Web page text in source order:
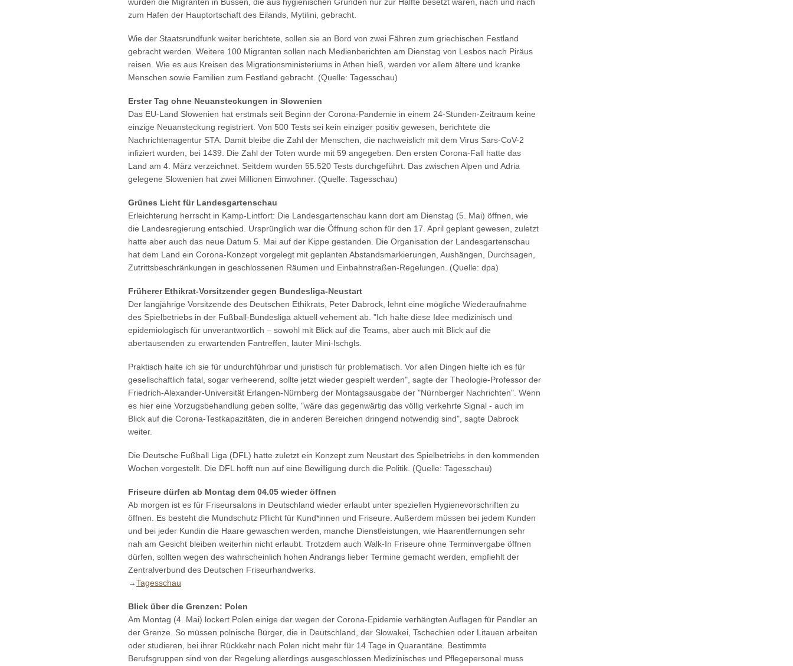
zum Hafen der Hauptortschaft des Eilands, Mytilini, gebracht.
Wie der Staatsrundfunk weiter berichtete, sollen sie an Bord von zwei Fähren zum griechischen Festland
gebracht werden. Weitere 100 Migranten sollen nach Medienberichten am Dienstag von Lesbos nach Piräus
reisen. Wie es aus Kreisen des Migrationsministeriums in Athen hieß, werden vor allem ältere und kranke
Menschen sowie Familien zum Festland gebracht. (Quelle: Tagesschau)
Erster Tag ohne Neuansteckungen in Slowenien
Das EU-Land Slowenien hat erstmals seit Beginn der Corona-Pandemie in einem 24-Stunden-Zeitraum keine
einzige Neuansteckung registriert. Von 500 Tests sei kein einziger positiv gewesen, berichtete die
Nachrichtenagentur STA. Damit bleibe die Zahl der Menschen, die nachweislich mit dem Virus Sars-CoV-2
infiziert wurden, bei 1439. Die Zahl der Toten wurde mit 59 angegeben. Den ersten Corona-Fall hatte das
Land am 4. März verzeichnet. Seitdem wurden 55.520 Tests durchgeführt. Das zwischen Alpen und Adria
gelegene Slowenien hat zwei Millionen Einwohner. (Quelle: Tagesschau)
Grünes Licht für Landesgartenschau
Erleichterung herrscht in Kamp-Lintfort: Die Landesgartenschau kann dort am Dienstag (5. Mai) öffnen, wie
die Landesregierung entschied. Ursprünglich war die Öffnung schon für den 17. April geplant gewesen, zuletzt
hatte aber auch das neue Datum 5. Mai auf der Kippe gestanden. Die Organisation der Landesgartenschau
hat dem Land ein Corona-Konzept vorgelegt mit geplanten Abstandsmarkierungen, Aushängen, Durchsagen,
Zutrittsbeschränkungen in geschlossenen Räumen und Einbahnstraßen-Regelungen. (Quelle: dpa)
Früherer Ethikrat-Vorsitzender gegen Bundesliga-Neustart
Der langjährige Vorsitzende des Deutschen Ethikrats, Peter Dabrock, lehnt eine mögliche Wiederaufnahme
des Spielbetriebs in der Fußball-Bundesliga aktuell vehement ab. "Ich halte diese Idee medizinisch und
epidemiologisch für unverantwortlich – sowohl mit Blick auf die Teams, aber auch mit Blick auf die
abertausenden zu erwartenden Fantreffen, lauter Mini-Ischgls.
Praktisch halte ich sie für undurchführbar und juristisch für problematisch. Vor allen Dingen hielte ich es für
gesellschaftlich fatal, sogar verheerend, sollte jetzt wieder gespielt werden", sagte der Theologie-Professor der
Friedrich-Alexander-Universität Erlangen-Nürnberg der Montagsausgabe der "Nürnberger Nachrichten". Wenn
es hier eine Vorzugsbehandlung geben sollte, "wäre das gegenwärtig das völlig verkehrte Signal - auch im
Blick auf die Corona-Testkapazitäten, die in anderen Bereichen dringend notwendig sind", sagte Dabrock
weiter.
Die Deutsche Fußball Liga (DFL) hatte zuletzt ein Konzept zum Neustart des Spielbetriebs in den kommenden
Wochen vorgestellt. Die DFL hofft nun auf eine Bewilligung durch die Politik. (Quelle: Tagesschau)
Friseure dürfen ab Montag dem 04.05 wieder öffnen
Ab morgen ist es für Friseursalons in Deutschland wieder erlaubt unter speziellen Hygienevorschriften zu
öffnen. Es besteht die Mundschutz Pflicht für Kund*innen und Friseure. Außerdem müssen bei jedem Kunden
und bei jeder Kundin die Haare gewaschen werden, manche Dienstleistungen, wie Haarentfernungen sehr
nah am Gesicht bleiben weiterhin nicht erlaubt. Trotzdem auch Walk-In Friseure ohne Terminvergabe öffnen
dürfen, sollten wegen des wahrscheinlich hohen Andrangs lieber Termine gemacht werden, empfiehlt der
Zentralverbund des Deutschen Friseurhandwerks.
→Tagesschau
Blick über die Grenzen: Polen
Am Montag (4. Mai) lockert Polen einige der wegen der Corona-Epidemie verhängten Auflagen für Pendler an
der Grenze. So müssen polnische Bürger, die in Deutschland, der Slowakei, Tschechien oder Litauen arbeiten
oder studieren, bei ihrer Rückkehr nach Polen nicht mehr für 14 Tage in Quarantäne. Bestimmte
Berufsgruppen sind von der Regelung allerdings ausgeschlossen.Medizinisches und Pflegepersonal muss